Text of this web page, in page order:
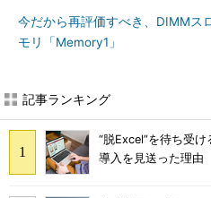
今だから再評価すべき、DIMMス
モリ「Memory1」
記事ランキング
“脱Excel”を待ち受
導入を見送った理由